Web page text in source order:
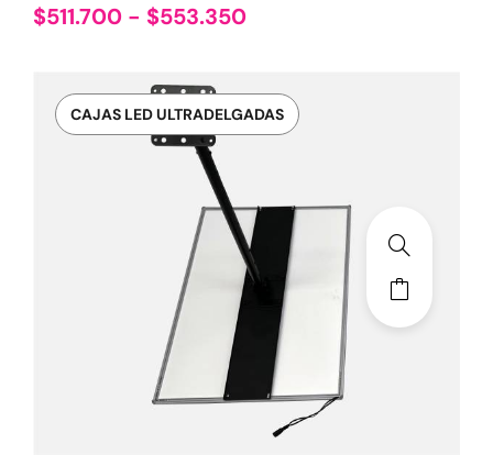
$511.700 - $553.350
CAJAS LED ULTRADELGADAS